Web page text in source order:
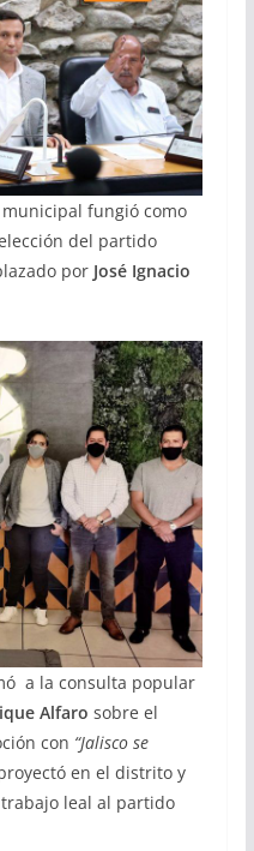
fungió como
del partido
por José Ignacio
a la consulta popular
Alfaro sobre el
con “Jalisco se
en el distrito y
leal al partido